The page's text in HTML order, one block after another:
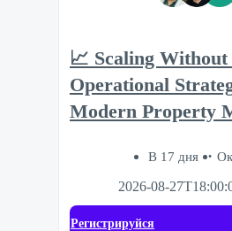
📈 Scaling Without
Operational
Modern Property
В 17 дня
2026-08-
Регистрируйся